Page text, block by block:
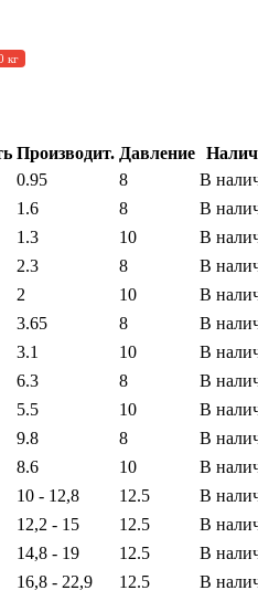
кг
Производит. Давление
0.95 8
В
1.6 8
В
1.3 10
В
2.3 8
В
2 10
В
3.65 8
В
3.1 10
В
6.3 8
В
5.5 10
В
9.8 8
В
8.6 10
В
10 - 12,8 12.5
В
12,2 - 15 12.5
В
14,8 - 19 12.5
В
16,8 - 22,9 12.5 В